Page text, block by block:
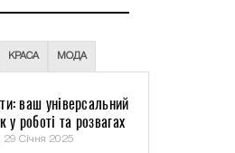
КРАСА МОДА
ваш універсальний
у роботі та розвагах
29 Січня 2025